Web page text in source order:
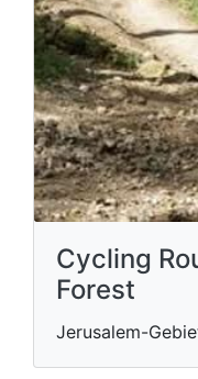
Cycling
Forest
Jerusalem-